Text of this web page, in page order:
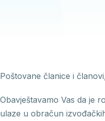
Poštovane članice i
Obavještavamo Vas da je
ulaze u obračun